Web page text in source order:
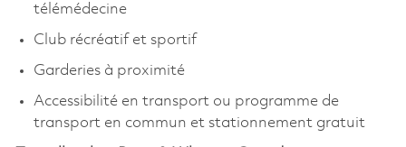
télémédecine
Club récréatif et sportif
Garderies à proximité
Accessibilité en transport ou programme de
transport en commun et stationnement gratuit